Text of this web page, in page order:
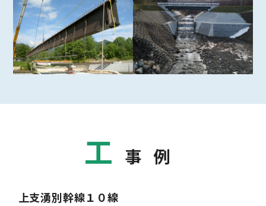
工 事例
上支湧別幹線１０線